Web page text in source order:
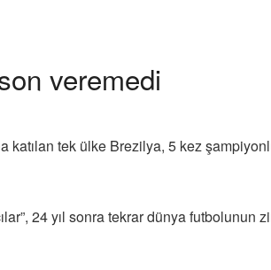
veremedi
katılan tek ülke Brezilya, 5 kez
24 yıl sonra tekrar dünya